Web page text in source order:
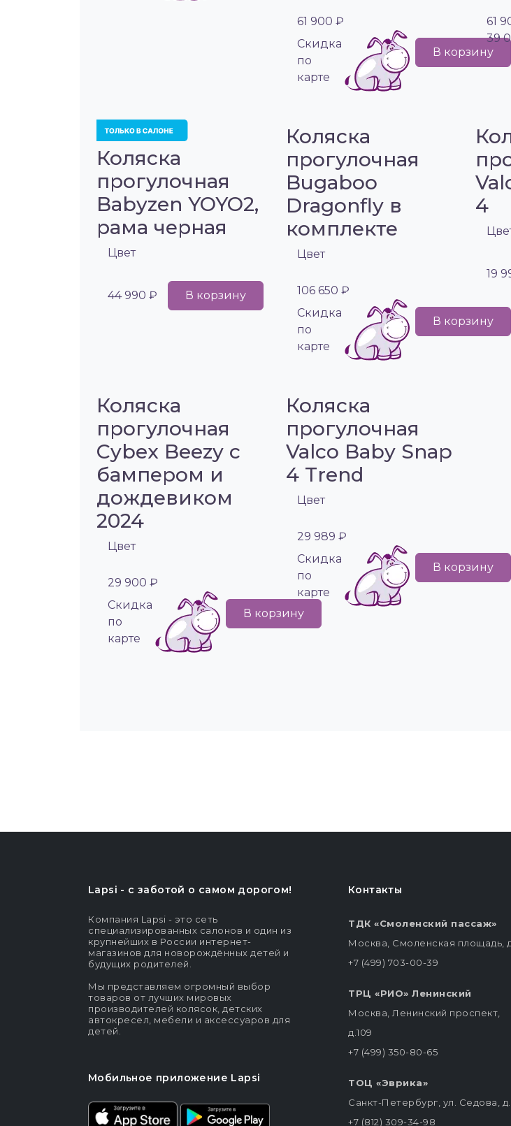
61 900 ₽
Cкидка
по
карте
В корзину
61
39
Коляска
прогулочная
Babyzen YOYO2,
рама черная
Цвет
44 990 ₽ В корзину
Коляска
прогулочная
Bugaboo
Dragonfly в
комплекте
Цвет
106 650 ₽
Cкидка
по
карте
В корзину
4
19
Коляска
прогулочная
Cybex Beezy с
бампером и
дождевиком
2024
Цвет
29 900 ₽
Cкидка
по
карте
В корзину
Коляска
прогулочная
Valco Baby Snap
4 Trend
Цвет
29 989 ₽
Cкидка
по
карте
В корзину
Lapsi - c заботой о самом дорогом!
Компания Lapsi - это сеть
специализированных салонов и один из
крупнейших в России интернет-
магазинов для новорождённых детей и
будущих родителей.
Мы представляем огромный выбор
товаров от лучших мировых
производителей колясок, детских
автокресел, мебели и аксессуаров для
детей.
Мобильное приложение Lapsi
Контакты
ТДК «Смоленский пассаж»
Москва, Смоленская площадь,
+7 (499) 703-00-39
ТРЦ «РИО» Ленинский
Москва, Ленинский проспект,
д.109
+7 (499) 350-80-65
ТОЦ «Эврика»
Санкт-Петербург, ул. Седова, д.
+7 (812) 309-34-98